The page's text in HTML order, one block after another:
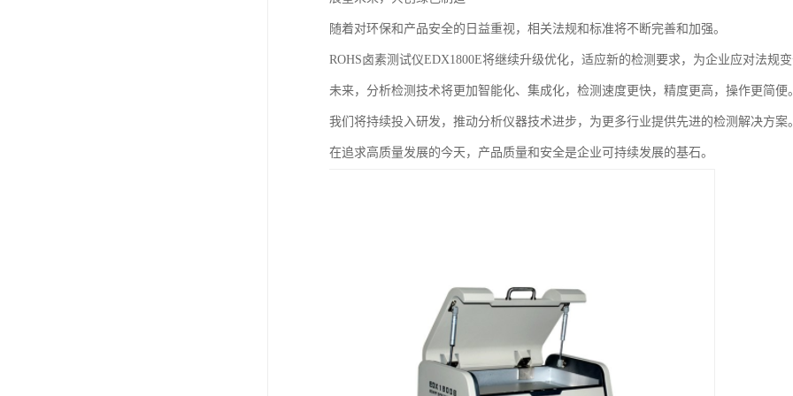
随着对环保和产品安全的日益重视，相关法规和标准将不断完善和加强。
ROHS卤素测试仪EDX1800E将继续升级优化，适应新的检测要求，为企业应对法规变
未来，分析检测技术将更加智能化、集成化，检测速度更快，精度更高，操作更简便。
我们将持续投入研发，推动分析仪器技术进步，为更多行业提供先进的检测解决方案。
在追求高质量发展的今天，产品质量和安全是企业可持续发展的基石。